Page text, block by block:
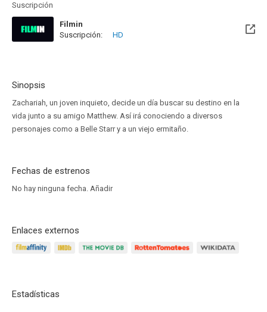
Suscripción
Filmin
Disponible hasta el Mié, 31 Dic 2031 (Quedan 5 años)
Suscripción: HD
Sinopsis
Zachariah, un joven inquieto, decide un día buscar su destino en la
vida junto a su amigo Matthew. Así irá conociendo a diversos
personajes como a Belle Starr y a un viejo ermitaño.
Fechas de estrenos
No hay ninguna fecha. Añadir
Enlaces externos
Estadísticas